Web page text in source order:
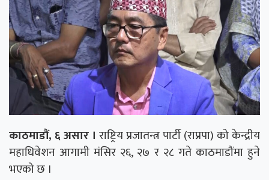
काठमाडौं, ६ असार । राष्ट्रिय प्रजातन्त्र पार्टी (राप्रपा) को केन्द्रीय
महाधिवेशन आगामी मंसिर २६, २७ र २८ गते काठमाडौंमा हुने
भएको छ ।